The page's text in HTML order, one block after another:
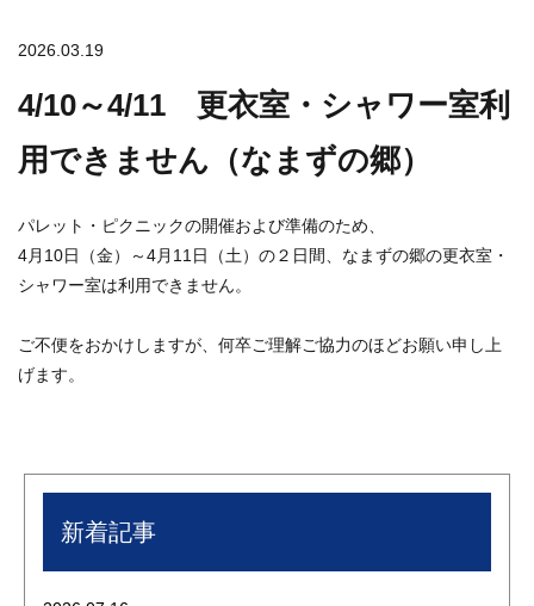
2026.03.19
4/10～4/11 更衣室・シャワー室利
用できません（なまずの郷）
パレット・ピクニックの開催および準備のため、
4月10日（金）～4月11日（土）の２日間、なまずの郷の更衣室・
シャワー室は利用できません。
ご不便をおかけしますが、何卒ご理解ご協力のほどお願い申し上
げます。
新着記事